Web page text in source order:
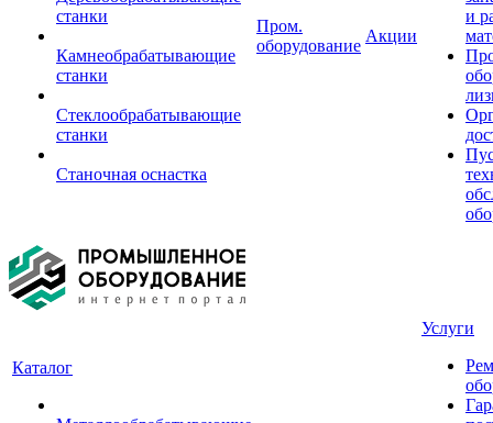
станки
Камнеобрабатывающие
станки
Стеклообрабатывающие
станки
Станочная оснастка
Пром.
оборудование
Акции
и
Каталог
Услуги